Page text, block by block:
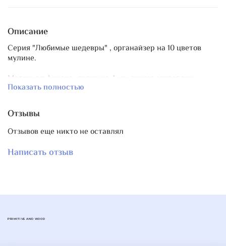
Описание
Серия "Любимые шедевры" , органайзер на 10 цветов
мулине.
Материал фанера, толщина 4 мм, принт закреплен
лаком.
Гравировка цифр на обратной стороне органайзера.
В наличии 2 шт.
Цена 400 руб.
Показать полностью
Отзывы
Отзывов еще никто не оставлял
Написать отзыв
PRIMITIVE AND WOOD